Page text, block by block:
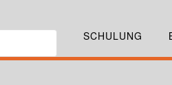
SCHULUNG